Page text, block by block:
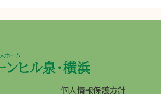
個人情報保護方針